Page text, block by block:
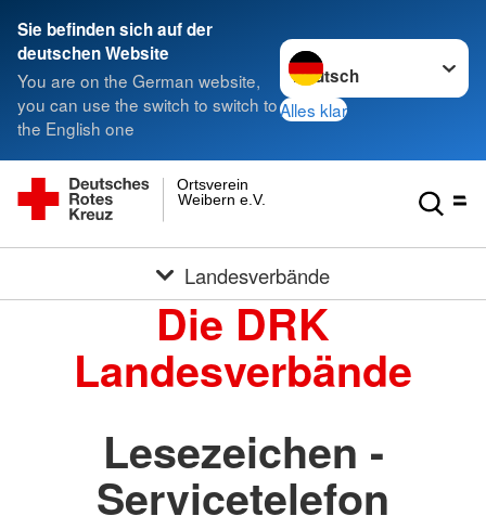
Sie befinden sich auf der
deutschen Website
You are on the German website,
you can use the switch to switch to
the English one
Sprache wechseln zu
Alles klar
Weibern e.V.
Ortsverein
Landesverbände
Die DRK
Landesverbände
Lesezeichen -
Servicetelefon